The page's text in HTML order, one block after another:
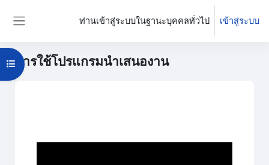
ท่านเข้าสู่ระบบในฐานะบุคคลทั่วไป เข้าสู่ระบบ
การใช้โปรแกรมนำเสนองาน
Open course index